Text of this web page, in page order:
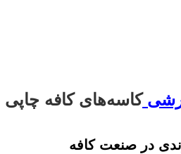
کاسه‌های کافه
در صنعت کافه